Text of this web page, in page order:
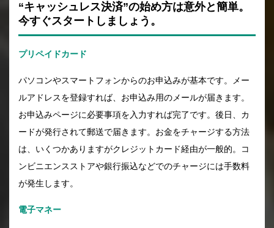
“キャッシュレス決済”の始め方は意外と簡単。
今すぐスタートしましょう。
プリペイドカード
パソコンやスマートフォンからのお申込みが基本です。メー
ルアドレスを登録すれば、お申込み用のメールが届きます。
お申込みページに必要事項を入力すれば完了です。後日、カ
ードが発行されて郵送で届きます。お金をチャージする方法
は、いくつかありますがクレジットカード経由が一般的。コ
ンビニエンスストアや銀行振込などでのチャージには手数料
が発生します。
電子マネー